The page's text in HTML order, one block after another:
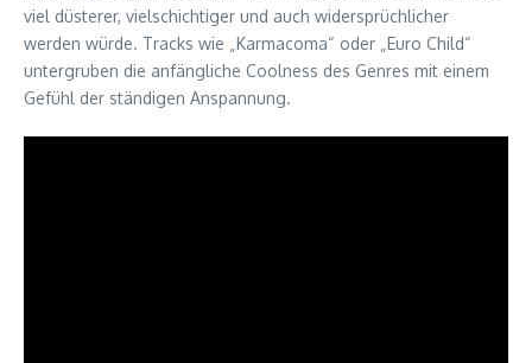
viel düsterer, vielschichtiger und auch widersprüchlicher
werden würde. Tracks wie „Karmacoma“ oder „Euro Child“
untergruben die anfängliche Coolness des Genres mit einem
Gefühl der ständigen Anspannung.